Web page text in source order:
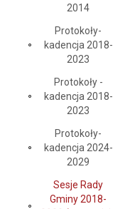
2014
Protokoły-
kadencja 2018-
2023
Protokoły -
kadencja 2018-
2023
Protokoły-
kadencja 2024-
2029
Sesje Rady
Gminy 2018-